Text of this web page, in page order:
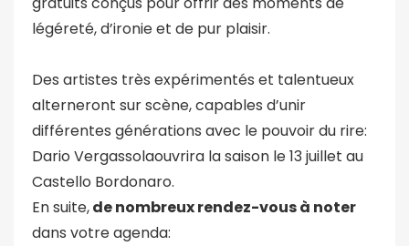
légéreté, d’ironie et de pur plaisir.
Des artistes très expérimentés et talentueux
alterneront sur scène, capables d’unir
différentes générations avec le pouvoir du rire:
Dario Vergassolaouvrira la saison le 13 juillet au
Castello Bordonaro.
En suite,de nombreux rendez-vous à noter
dans votre agenda: